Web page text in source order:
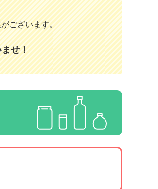
ございます。
せ！